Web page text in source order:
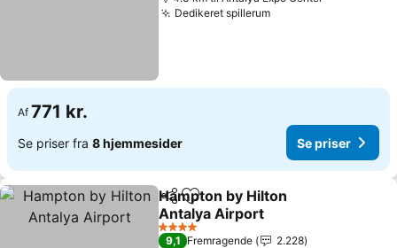
Dedikeret spillerum
Af 771 kr.
Se priser fra 8 hjemmesider Se priser
Del Føj til favoritter
Hampton by Hilton
Antalya Airport
4 Stjerner
9,1 Fremragende
2.228